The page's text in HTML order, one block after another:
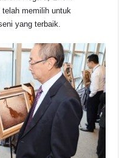
telah memilih untuk
yang terbaik.